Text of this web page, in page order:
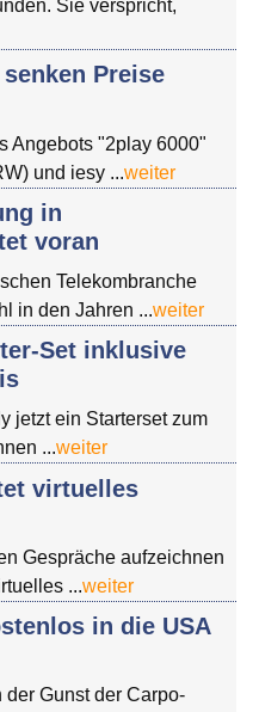
Sie verspricht,
Preise
Angebots "2play 6000"
und iesy ...weiter
in
voran
Telekombranche
in den Jahren ...weiter
Set inklusive
jetzt ein Starterset zum
...weiter
virtuelles
Gespräche aufzeichnen
...weiter
in die USA
Gunst der Carpo-